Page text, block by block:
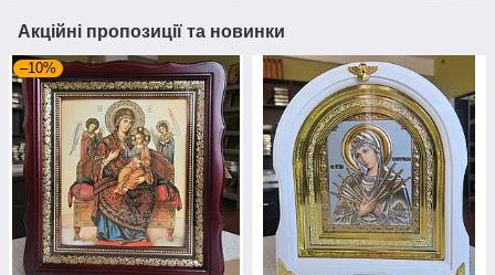
Акційні пропозиції та новинки
–10%